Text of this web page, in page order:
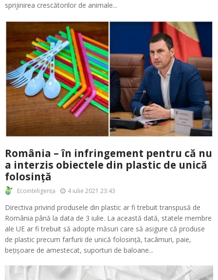
sprijinirea crescătorilor de animale...
România – în infringement pentru că nu
a interzis obiectele din plastic de unică
folosință
Ecointeligența 4 iulie 2021 23:43
Directiva privind produsele din plastic ar fi trebuit transpusă de
România până la data de 3 iulie. La această dată, statele membre
ale UE ar fi trebuit să adopte măsuri care să asigure că produse
de plastic precum farfurii de unică folosință, tacâmuri, paie,
bețișoare de amestecat, suporturi de baloane...